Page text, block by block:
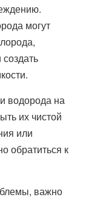
могут
водорода на
их чистой
или
обратиться к
важно